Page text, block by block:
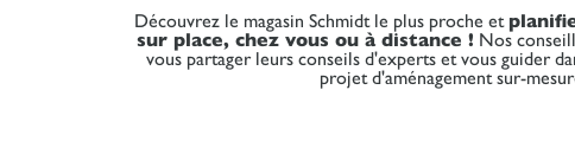
Découvrez le magasin Schmidt le plus proche et
sur place, chez vous ou à distance ! Nos
vous partager leurs conseils d'experts et vous guider
projet d'aménagement sur-